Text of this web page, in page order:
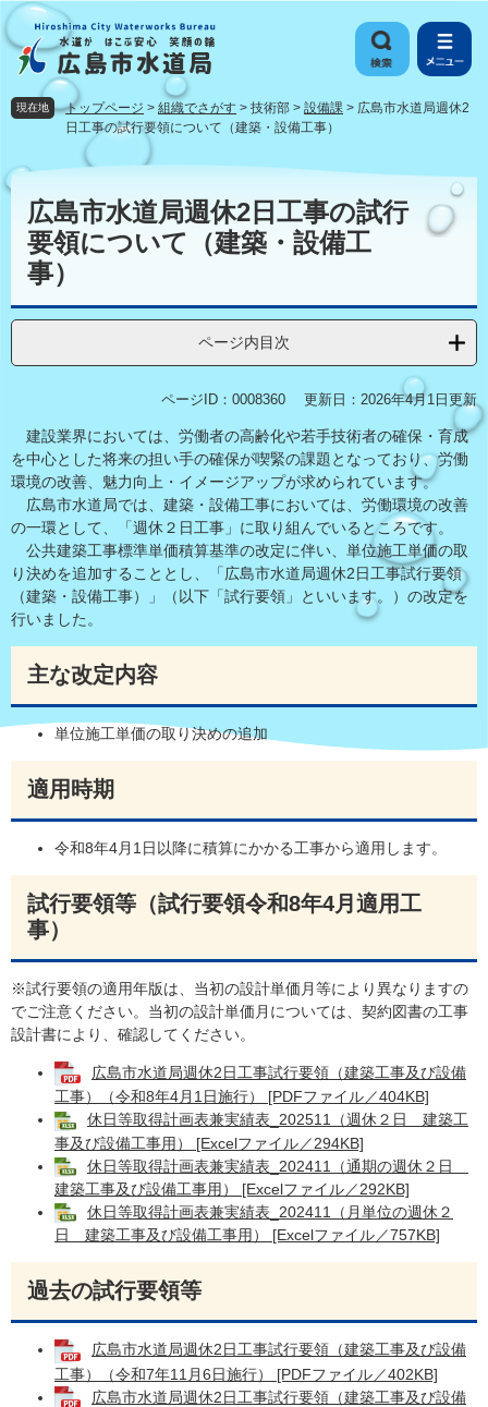
ペ
ー
先
す
。
メ
ニ
を
し
て
現在地 トップページ > 組織でさがす > 技術部 > 設備課 > 広島市水道局週休2
日工事の試行要領について（建築・設備工事）
本
広島市水道局週休2日工事の試行
要領について（建築・設備工
事）
ページ内目次
ページID：0008360 更新日：2026年4月1日更新
建設業界においては、労働者の高齢化や若手技術者の確保・育成
を中心とした将来の担い手の確保が喫緊の課題となっており、労働
環境の改善、魅力向上・イメージアップが求められています。
広島市水道局では、建築・設備工事においては、労働環境の改善
の一環として、「週休２日工事」に取り組んでいるところです。
公共建築工事標準単価積算基準の改定に伴い、単位施工単価の取
り決めを追加することとし、「広島市水道局週休2日工事試行要領
（建築・設備工事）」（以下「試行要領」といいます。）の改定を
行いました。
主な改定内容
単位施工単価の取り決めの追加
適用時期
令和8年4月1日以降に積算にかかる工事から適用します。
試行要領等（試行要領令和8年4月適用工
事）
※試行要領の適用年版は、当初の設計単価月等により異なりますの
でご注意ください。当初の設計単価月については、契約図書の工事
設計書により、確認してください。
広島市水道局週休2日工事試行要領（建築工事及び設備
工事）（令和8年4月1日施行） [PDFファイル／404KB]
休日等取得計画表兼実績表_202511（週休２日 建築工
事及び設備工事用） [Excelファイル／294KB]
休日等取得計画表兼実績表_202411（通期の週休２日
建築工事及び設備工事用） [Excelファイル／292KB]
休日等取得計画表兼実績表_202411（月単位の週休２
日 建築工事及び設備工事用） [Excelファイル／757KB]
過去の試行要領等
広島市水道局週休2日工事試行要領（建築工事及び設備
工事）（令和7年11月6日施行） [PDFファイル／402KB]
広島市水道局週休2日工事試行要領（建築工事及び設備